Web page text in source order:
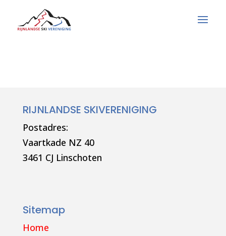
RIJNLANDSE SKIVERENIGING
Postadres:
Vaartkade NZ 40
3461 CJ Linschoten
Sitemap
Home